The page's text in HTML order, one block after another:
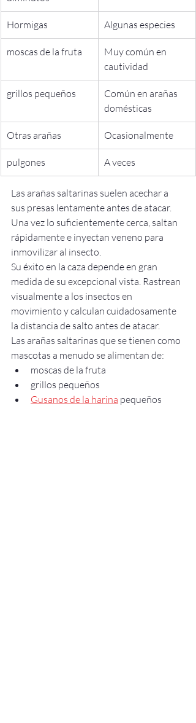
Hormigas Algunas especies
moscas de la fruta
Muy común en
cautividad
grillos pequeños
Común en arañas
domésticas
Otras arañas Ocasionalmente
pulgones A veces
Las arañas saltarinas suelen acechar a
sus presas lentamente antes de atacar.
Una vez lo suficientemente cerca, saltan
rápidamente e inyectan veneno para
inmovilizar al insecto.
Su éxito en la caza depende en gran
medida de su excepcional vista. Rastrean
visualmente a los insectos en
movimiento y calculan cuidadosamente
la distancia de salto antes de atacar.
Las arañas saltarinas que se tienen como
mascotas a menudo se alimentan de:
moscas de la fruta
grillos pequeños
Gusanos de la harina pequeños